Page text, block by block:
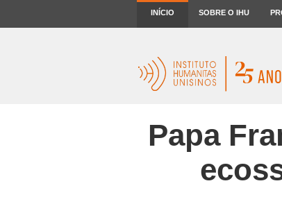
INÍCIO SOBRE O IHU
Papa